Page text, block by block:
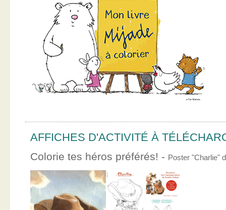
AFFICHES D'ACTIVITÉ À
Colorie tes héros préférés! - Poster "Charlie"